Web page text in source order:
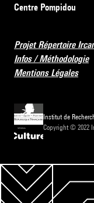
Centre Pompidou
Projet Répertoire
Infos / Méthodologie
Mentions Légales
Institut de
Copyright © 2022